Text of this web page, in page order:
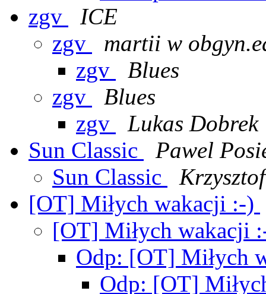
zgv
ICE
zgv
martii w
zgv
Blues
zgv
Blues
zgv
Lukas Dobrek
Sun Classic
Pawel
Sun Classic
[OT] Miłych wakacji :-)
[OT] Miłych wakacji
Odp: [OT] Miłych
Odp: [OT]